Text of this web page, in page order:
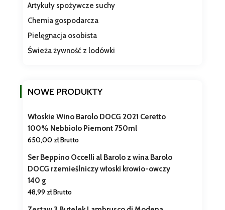
Artykuły spożywcze suchy
Chemia gospodarcza
Pielęgnacja osobista
Świeża żywność z lodówki
NOWE PRODUKTY
Włoskie Wino Barolo DOCG 2021 Ceretto
100% Nebbiolo Piemont 750ml
650,00 złBrutto
Ser Beppino Occelli al Barolo z wina Barolo
DOCG rzemieślniczy włoski krowio-owczy
140 g
48,99 złBrutto